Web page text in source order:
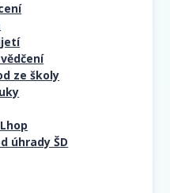
ze školy
úhrady ŠD